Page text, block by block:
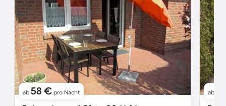
ab 58 € pro Nacht ab